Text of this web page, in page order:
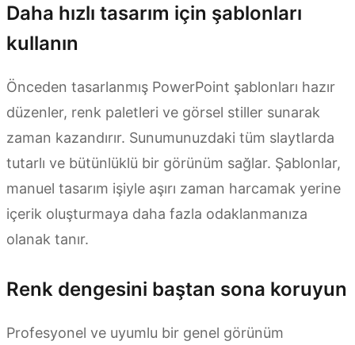
Daha hızlı tasarım için şablonları
kullanın
Önceden tasarlanmış PowerPoint şablonları hazır
düzenler, renk paletleri ve görsel stiller sunarak
zaman kazandırır. Sunumunuzdaki tüm slaytlarda
tutarlı ve bütünlüklü bir görünüm sağlar. Şablonlar,
manuel tasarım işiyle aşırı zaman harcamak yerine
içerik oluşturmaya daha fazla odaklanmanıza
olanak tanır.
Renk dengesini baştan sona koruyun
Profesyonel ve uyumlu bir genel görünüm